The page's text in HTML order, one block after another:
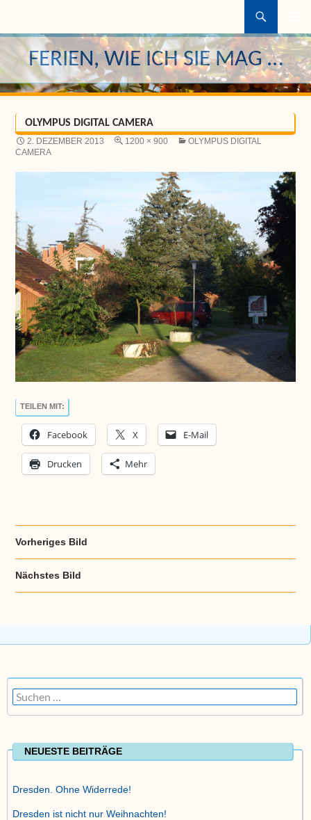
INHALT
SPRINGEN
FERIEN, WIE ICH SIE MAG …
OLYMPUS DIGITAL CAMERA
2. DEZEMBER 2013 1200 × 900
OLYMPUS DIGITAL
CAMERA
TEILEN MIT:
Facebook X E-Mail
Drucken Mehr
Vorheriges Bild
Nächstes Bild
Suchen
nach:
NEUESTE BEITRÄGE
Dresden. Ohne Widerrede!
Dresden ist nicht nur Weihnachten!